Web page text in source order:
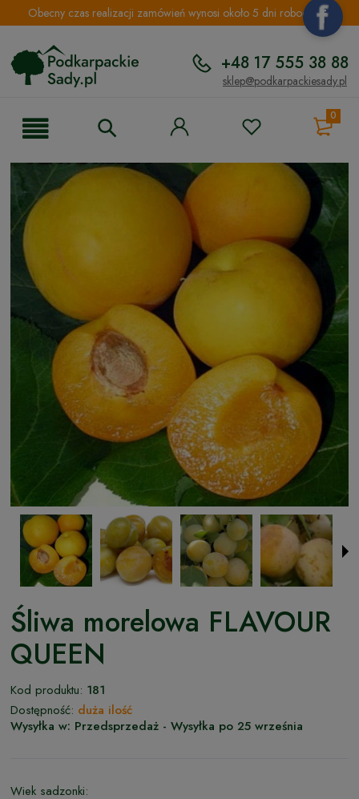
Obecny czas realizacji zamówień wynosi około 5 dni roboczych.
+48 17 555 38 88
sklep@podkarpackiesady.pl
0
Śliwa morelowa FLAVOUR
QUEEN
Kod produktu: 181
Dostępność: duża ilość
Wysyłka w: Przedsprzedaż - Wysyłka po 25 września
Wiek sadzonki: